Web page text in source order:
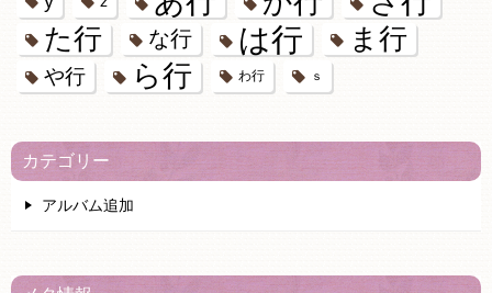
た行 な行 は行 ま行
や行 ら行 わ行 ｓ
カテゴリー
アルバム追加